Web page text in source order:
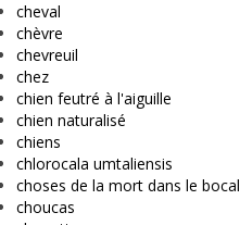
cheval
chèvre
chevreuil
chez
chien feutré à l'aiguille
chien naturalisé
chiens
chlorocala umtaliensis
choses de la mort dans le bocal
choucas